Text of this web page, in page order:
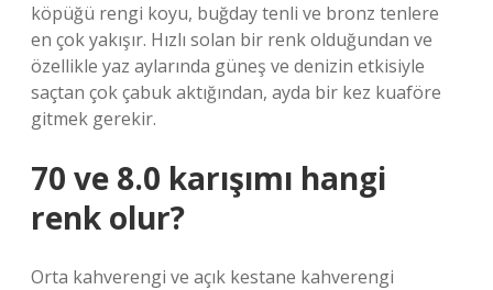
köpüğü rengi koyu, buğday tenli ve bronz tenlere
en çok yakışır. Hızlı solan bir renk olduğundan ve
özellikle yaz aylarında güneş ve denizin etkisiyle
saçtan çok çabuk aktığından, ayda bir kez kuaföre
gitmek gerekir.
70 ve 8.0 karışımı hangi
renk olur?
Orta kahverengi ve açık kestane kahverengi